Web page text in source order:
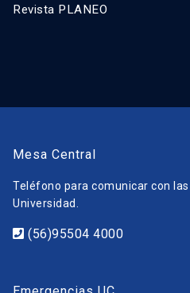
Revista PLANEO
Mesa Central
Teléfono para comunicar con
Universidad.
(56)95504 4000